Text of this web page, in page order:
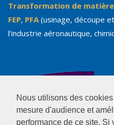
Nous utilisons des
mesure d'audience et
performance de ce site. Si
Transformation de
FEP, PFA(usinage, découpe
l’industrie aéronautique,